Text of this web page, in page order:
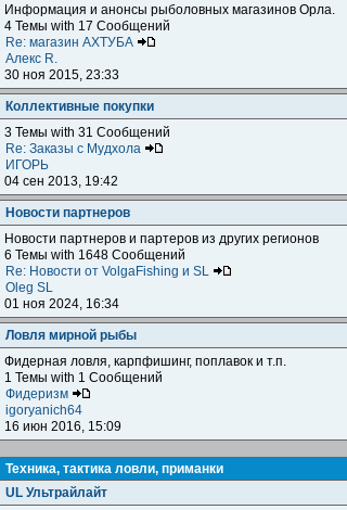
Информация и анонсы рыболовных магазинов Орла.
4 Темы with 17 Сообщений
Re: магазин АХТУБА
Алекс R.
30 ноя 2015, 23:33
Коллективные покупки
3 Темы with 31 Сообщений
Re: Заказы с Мудхола
ИГОРЬ
04 сен 2013, 19:42
Новости партнеров
Новости партнеров и партеров из других регионов
6 Темы with 1648 Сообщений
Re: Новости от VolgaFishing и SL
Oleg SL
01 ноя 2024, 16:34
Ловля мирной рыбы
Фидерная ловля, карпфишинг, поплавок и т.п.
1 Темы with 1 Сообщений
Фидеризм
igoryanich64
16 июн 2016, 15:09
Техника, тактика ловли, приманки
UL Ультрайлайт